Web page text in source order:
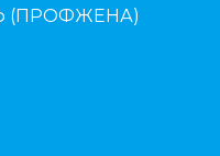
(ПРОФЖЕНА)